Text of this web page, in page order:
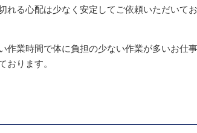
れる心配は少なく安定してご依頼いただいて
作業時間で体に負担の少ない作業が多いお仕
おります。